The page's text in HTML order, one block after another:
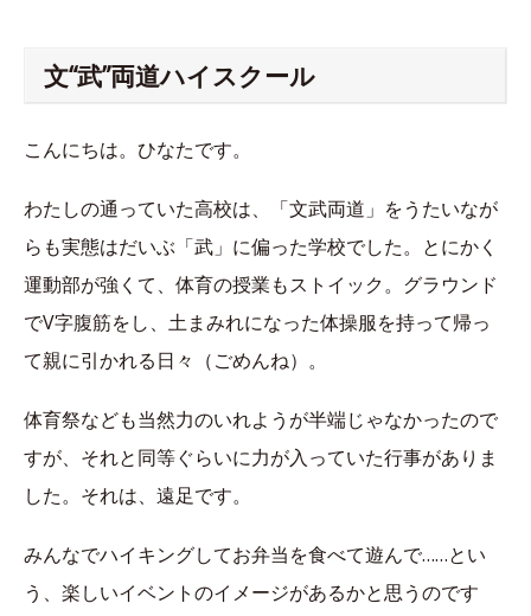
文“武”両道ハイスクール
こんにちは。ひなたです。
わたしの通っていた高校は、「文武両道」をうたいなが
らも実態はだいぶ「武」に偏った学校でした。とにかく
運動部が強くて、体育の授業もストイック。グラウンド
でV字腹筋をし、土まみれになった体操服を持って帰っ
て親に引かれる日々（ごめんね）。
体育祭なども当然力のいれようが半端じゃなかったので
すが、それと同等ぐらいに力が入っていた行事がありま
した。それは、遠足です。
みんなでハイキングしてお弁当を食べて遊んで……とい
う、楽しいイベントのイメージがあるかと思うのです